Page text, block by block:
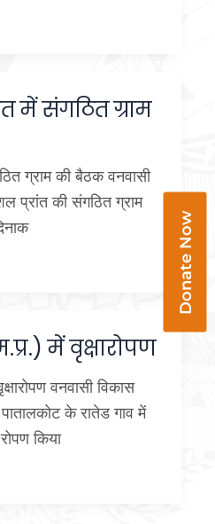
में संगठित ग्राम
ग्राम की बैठक वनवासी
प्रांत की संगठित ग्राम
में वृक्षारोपण
वनवासी विकास
पातालकोट के रातेड गाव में
किया
Donate Now